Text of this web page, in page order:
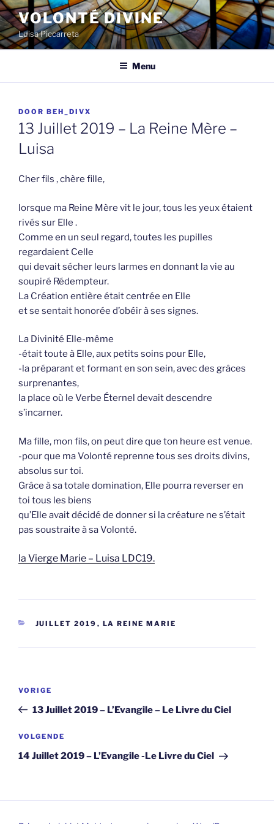
Spring
naar
de
inhoud
VOLONTÉ DIVINE
Luisa Piccarreta
Menu
GEPLAATST
OP
DOOR BEH_DIVX
13 Juillet 2019 – La Reine Mère –
Luisa
Cher fils , chère fille,
lorsque ma Reine Mère vit le jour, tous les yeux étaient
rivés sur Elle .
Comme en un seul regard, toutes les pupilles
regardaient Celle
qui devait sécher leurs larmes en donnant la vie au
soupiré Rédempteur.
La Création entière était centrée en Elle
et se sentait honorée d’obéir à ses signes.
La Divinité Elle-même
-était toute à Elle, aux petits soins pour Elle,
-la préparant et formant en son sein, avec des grâces
surprenantes,
la place où le Verbe Éternel devait descendre
s’incarner.
Ma fille, mon fils, on peut dire que ton heure est venue.
-pour que ma Volonté reprenne tous ses droits divins,
absolus sur toi.
Grâce à sa totale domination, Elle pourra reverser en
toi tous les biens
qu’Elle avait décidé de donner si la créature ne s’était
pas soustraite à sa Volonté.
la Vierge Marie – Luisa LDC19.
CATEGORIEËN
JUILLET 2019 , LA REINE MARIE
Vorig
bericht
VORIGE
13 Juillet 2019 – L’Evangile – Le Livre du Ciel
Volgend
bericht
VOLGENDE
14 Juillet 2019 – L’Evangile -Le Livre du Ciel